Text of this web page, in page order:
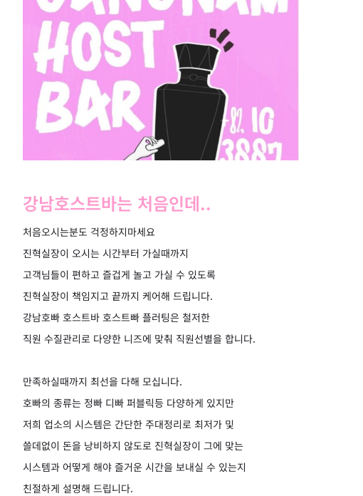
강남호스트바는 처음인데..
처음오시는분도 걱정하지마세요
진혁실장이 오시는 시간부터 가실때까지
고객님들이 편하고 즐겁게 놀고 가실 수 있도록
진혁실장이 책임지고 끝까지 케어해 드립니다.
강남호빠 호스트바 호스트빠 플러팅은 철저한
직원 수질관리로 다양한 니즈에 맞춰 직원선별을 합니다.
만족하실때까지 최선을 다해 모십니다.
호빠의 종류는 정빠 디빠 퍼블릭등 다양하게 있지만
저희 업소의 시스템은 간단한 주대정리로 최저가 및
쓸데없이 돈을 낭비하지 않도로 진혁실장이 그에 맞는
시스템과 어떻게 해야 즐거운 시간을 보내실 수 있는지
친절하게 설명해 드립니다.